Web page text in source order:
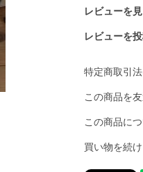
レビューを
レビューを
特定商取引
この商品を
この商品に
買い物を続け